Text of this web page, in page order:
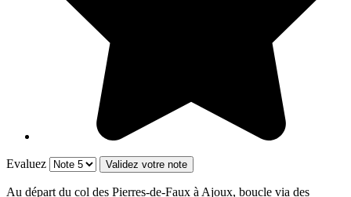
Evaluez
Au départ du col des Pierres-de-Faux à Ajoux, boucle via des